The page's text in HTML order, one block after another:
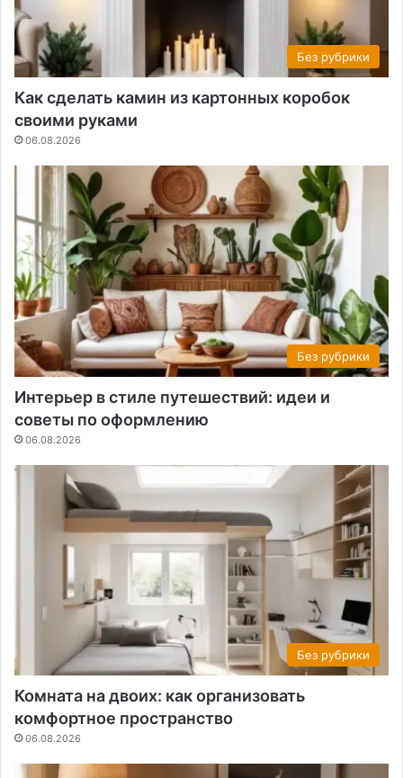
Без рубрики
Как сделать камин из картонных коробок
своими руками
06.08.2026
Без рубрики
Интерьер в стиле путешествий: идеи и
советы по оформлению
06.08.2026
Без рубрики
Комната на двоих: как организовать
комфортное пространство
06.08.2026